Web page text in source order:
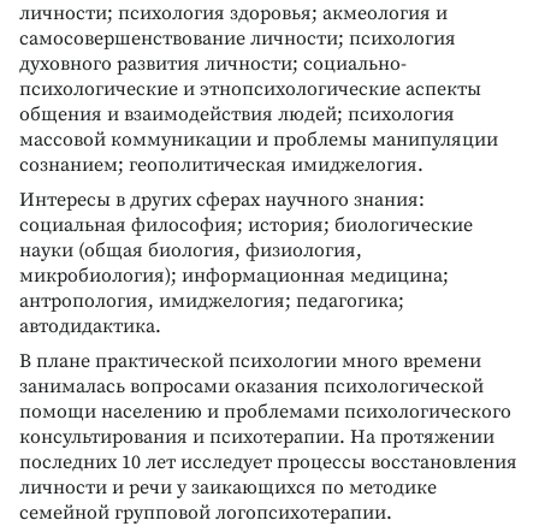
личности; психология здоровья; акмеология и
самосовершенствование личности; психология
духовного развития личности; социально-
психологические и этнопсихологические аспекты
общения и взаимодействия людей; психология
массовой коммуникации и проблемы манипуляции
сознанием; геополитическая имиджелогия.
Интересы в других сферах научного знания:
социальная философия; история; биологические
науки (общая биология, физиология,
микробиология); информационная медицина;
антропология, имиджелогия; педагогика;
автодидактика.
В плане практической психологии много времени
занималась вопросами оказания психологической
помощи населению и проблемами психологического
консультирования и психотерапии. На протяжении
последних 10 лет исследует процессы восстановления
личности и речи у заикающихся по методике
семейной групповой логопсихотерапии.